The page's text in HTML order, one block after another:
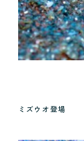
ミズウオ登場